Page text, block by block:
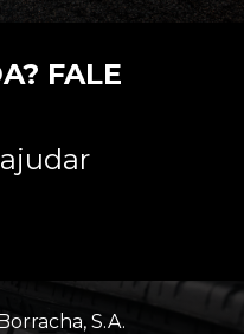
FALE
S.A.